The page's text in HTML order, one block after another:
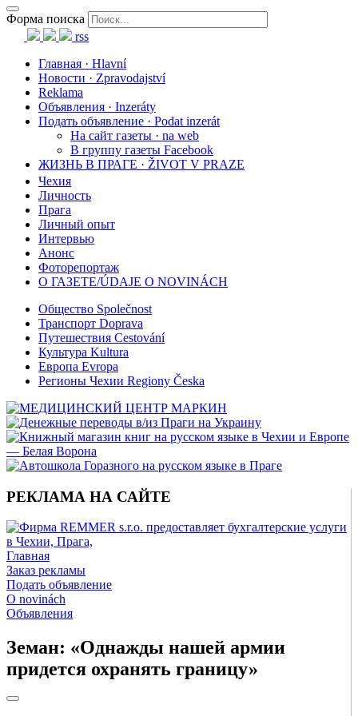
Форма поиска
rss
Главная · Hlavní
Новости · Zpravodajství
Reklama
Объявления · Inzeráty
Подать объявление · Podat inzerát
На сайт газеты · na web
В группу газеты Facebook
ЖИЗНЬ В ПРАГЕ · ŽIVOT V PRAZE
Чехия
Личность
Прага
Личный опыт
Интервью
Анонс
Фоторепортаж
О ГАЗЕТЕ/ÚDAJE O NOVINÁCH
Общество Společnost
Транспорт Doprava
Путешествия Cestování
Культура Kultura
Европа Evropa
Регионы Чехии Regiony Česka
РЕКЛАМА НА САЙТЕ
Главная
Заказ рекламы
Подать объявление
O novinách
Объявления
Земан: «Однажды нашей армии
придется охранять границу»